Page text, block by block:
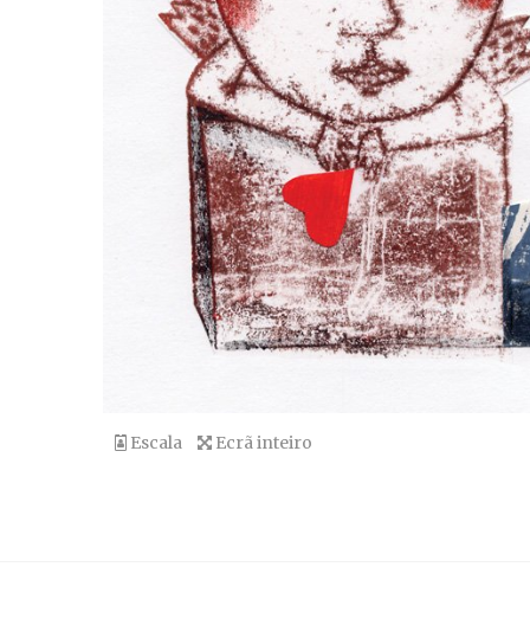
Escala Ecrã inteiro